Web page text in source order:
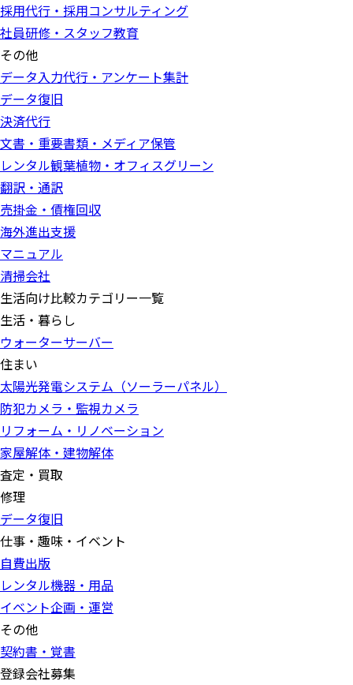
採用代行・採用コンサルティング
社員研修・スタッフ教育
その他
データ入力代行・アンケート集計
データ復旧
決済代行
文書・重要書類・メディア保管
レンタル観葉植物・オフィスグリーン
翻訳・通訳
売掛金・債権回収
海外進出支援
マニュアル
清掃会社
生活向け比較カテゴリー一覧
生活・暮らし
ウォーターサーバー
住まい
太陽光発電システム（ソーラーパネル）
防犯カメラ・監視カメラ
リフォーム・リノベーション
家屋解体・建物解体
査定・買取
修理
データ復旧
仕事・趣味・イベント
自費出版
レンタル機器・用品
イベント企画・運営
その他
契約書・覚書
登録会社募集